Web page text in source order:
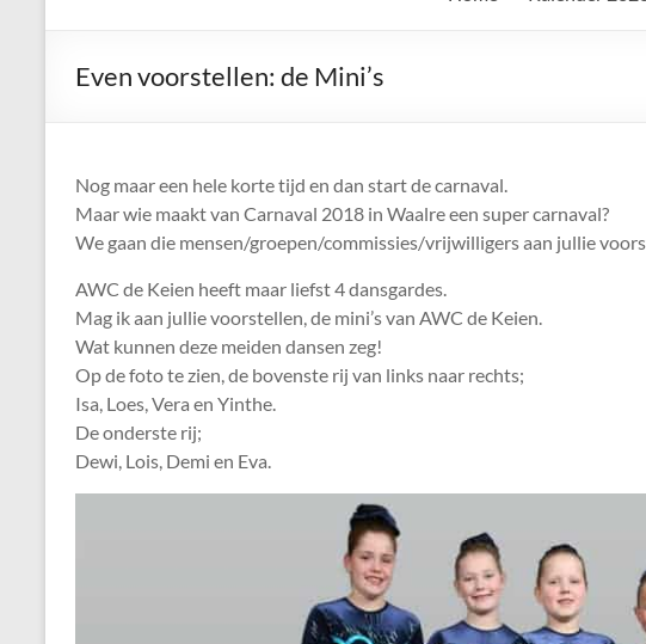
Keien
Carnavalsvereniging
De
Keien
Even voorstellen: de Mini’s
Nog maar een hele korte tijd en dan start de carnaval.
Maar wie maakt van Carnaval 2018 in Waalre een super carnaval?
We gaan die mensen/groepen/commissies/vrijwilligers aan jullie
AWC de Keien heeft maar liefst 4 dansgardes.
Mag ik aan jullie voorstellen, de mini’s van AWC de Keien.
Wat kunnen deze meiden dansen zeg!
Op de foto te zien, de bovenste rij van links naar rechts;
Isa, Loes, Vera en Yinthe.
De onderste rij;
Dewi, Lois, Demi en Eva.